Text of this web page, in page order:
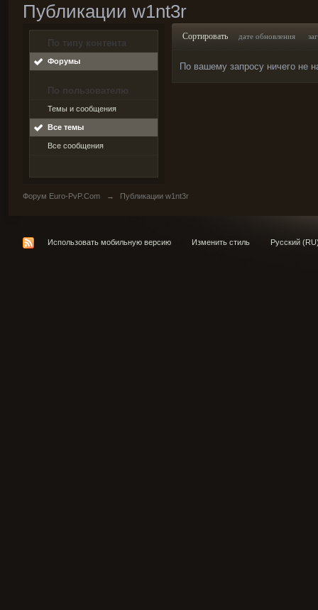
Публикации w1nt3r
По типу контента
Форумы
По пользователю
Темы и сообщения
Все темы
Все сообщения
Сортировать дате обновления
По вашему запросу ничего не
Форум Euro-PvP.Com → Публикации w1nt3r
Использовать мобильную версию Изменить стиль Русский